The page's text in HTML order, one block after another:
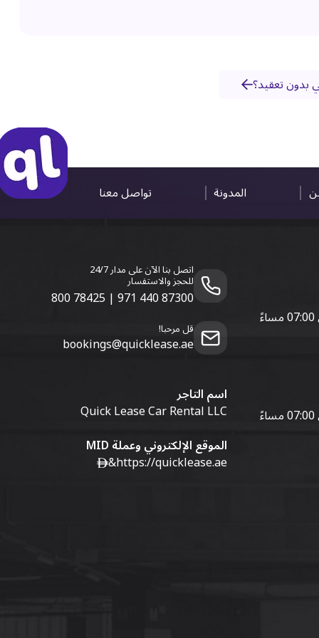
بدون تعقيد؟
المدونة تواصل معنا
اتصل بنا الآن على مدار 24/7
للحجز والاستفسار
800 78425 | 971 440 87300
قل مرحبا!
bookings@quicklease.ae
اسم التاجر
Quick Lease Car Rental LLC
الموقع الإلكتروني وعملة MID
https://quicklease.ae
&